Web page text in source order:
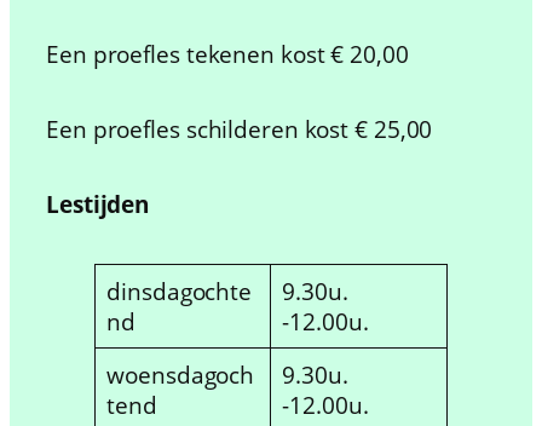
Een proefles tekenen kost € 20,00
Een proefles schilderen kost € 25,00
Lestijden
dinsdagochte
nd
9.30u.
-12.00u.
woensdagoch
tend
9.30u.
-12.00u.